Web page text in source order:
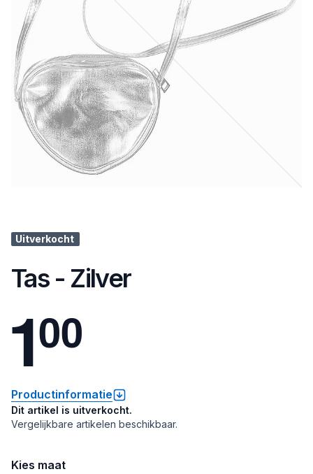
Uitverkocht
Tas - Zilver
100
Productinformatie
Dit artikel is uitverkocht.
Vergelijkbare artikelen beschikbaar.
Kies maat